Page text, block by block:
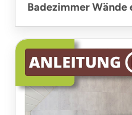
Badezimmer Wände